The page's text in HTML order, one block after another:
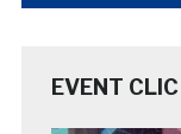
EVENT CLIC